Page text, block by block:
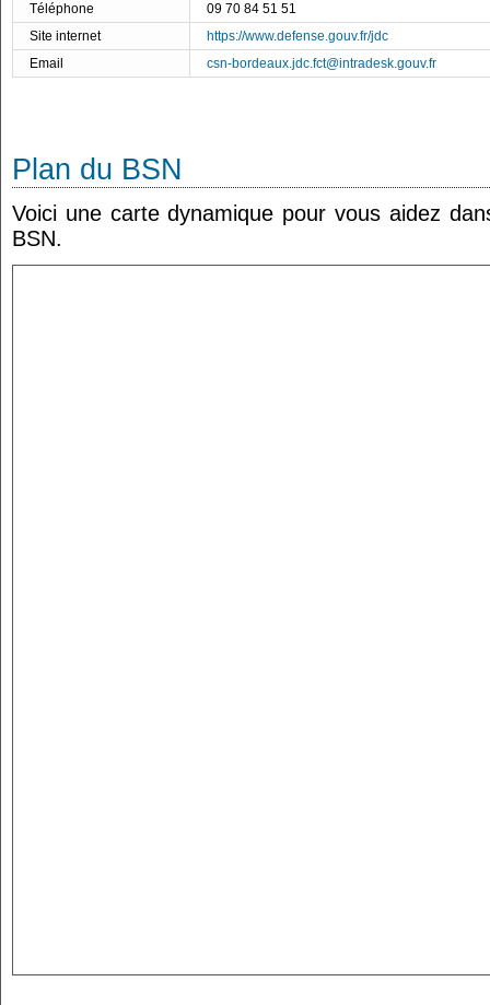
Téléphone
09 70 84 51 51
Site internet
https://www.defense.gouv.fr/jdc
Email
csn-bordeaux.jdc.fct@intradesk.gouv.fr
Plan du BSN
Voici une carte dynamique pour vous aidez
BSN.